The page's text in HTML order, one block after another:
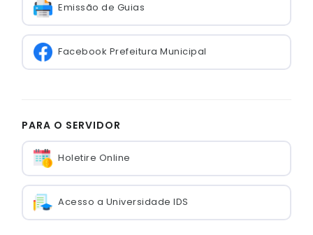
Emissão de Guias
Facebook Prefeitura Municipal
PARA O SERVIDOR
Holetire Online
Acesso a Universidade IDS